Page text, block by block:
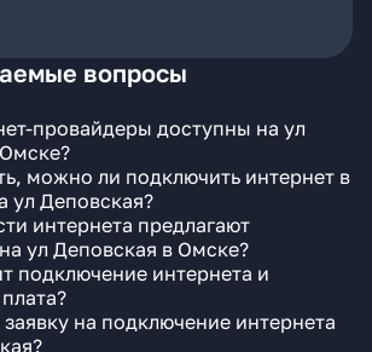
вопросы
провайдеры доступны на ул
можно ли подключить интернет в
ул Деповская?
интернета предлагают
ул Деповская в Омске?
подключение интернета и
заявку на подключение интернета